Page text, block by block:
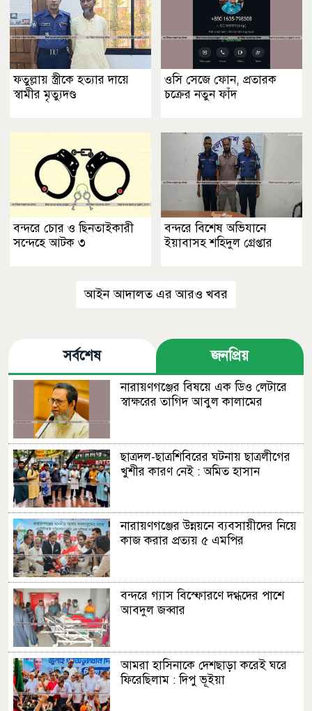
ফতুল্লায় স্ত্রীকে হত্যার দায়ে
স্বামীর মৃত্যুদণ্ড
ওসি সেজে ফোন, প্রতারক
চক্রের নতুন ফাঁদ
বন্দরে চোর ও ছিনতাইকারী
সন্দেহে আটক ৩
বন্দরে বিশেষ অভিযানে
ইয়াবাসহ শহিদুল গ্রেপ্তার
আইন আদালত এর আরও খবর
সর্বশেষ জনপ্রিয়
নারায়ণগঞ্জের বিষয়ে এক ডিও লেটারে
স্বাক্ষরের তাগিদ আবুল কালামের
ছাত্রদল-ছাত্রশিবিরের ঘটনায় ছাত্রলীগের
খুশীর কারণ নেই : অমিত হাসান
নারায়ণগঞ্জের উন্নয়নে ব্যবসায়ীদের নিয়ে
কাজ করার প্রত্যয় ৫ এমপির
বন্দরে গ্যাস বিস্ফোরণে দগ্ধদের পাশে
আবদুল জব্বার
আমরা হাসিনাকে দেশছাড়া করেই ঘরে
ফিরেছিলাম : দিপু ভূইয়া